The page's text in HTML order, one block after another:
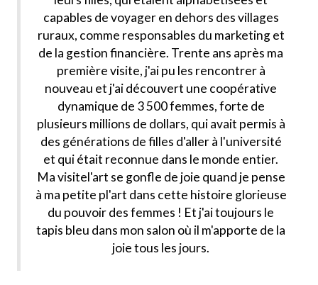
capables de voyager en dehors des villages
ruraux, comme responsables du marketing et
de la gestion financière. Trente ans après ma
première visite, j'ai pu les rencontrer à
nouveau et j'ai découvert une coopérative
dynamique de 3 500 femmes, forte de
plusieurs millions de dollars, qui avait permis à
des générations de filles d'aller à l'université
et qui était reconnue dans le monde entier.
Ma visitel'art se gonfle de joie quand je pense
à ma petite pl'art dans cette histoire glorieuse
du pouvoir des femmes ! Et j'ai toujours le
tapis bleu dans mon salon où il m'apporte de la
joie tous les jours.